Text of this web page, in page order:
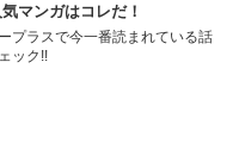
マンガはコレだ！
プラスで今一番読まれている話
ック!!